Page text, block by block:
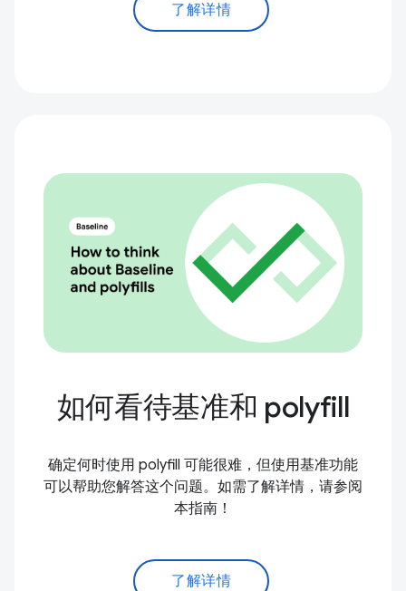
了解详情
如何看待基准和 polyfill
确定何时使用 polyfill 可能很难，但使用基准功能
可以帮助您解答这个问题。如需了解详情，请参阅
本指南！
了解详情